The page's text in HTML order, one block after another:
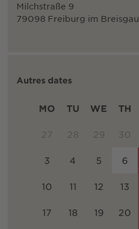
Milchstraße 9
79098 Freiburg im Breisgau
Autres dates
MO TU WE TH
27 28 29 30
3 4 5 6
10 11 12 13
17 18 19 20